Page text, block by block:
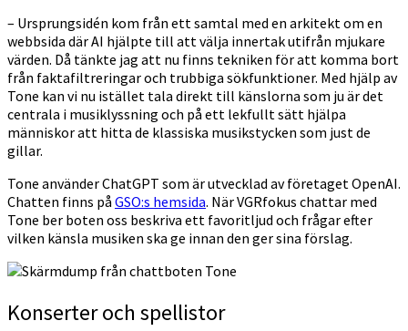
– Ursprungsidén kom från ett samtal med en arkitekt om en
webbsida där AI hjälpte till att välja innertak utifrån mjukare
värden. Då tänkte jag att nu finns tekniken för att komma bort
från faktafiltreringar och trubbiga sökfunktioner. Med hjälp av
Tone kan vi nu istället tala direkt till känslorna som ju är det
centrala i musiklyssning och på ett lekfullt sätt hjälpa
människor att hitta de klassiska musikstycken som just de
gillar.
Tone använder ChatGPT som är utvecklad av företaget OpenAI.
Chatten finns på GSO:s hemsida. När VGRfokus chattar med
Tone ber boten oss beskriva ett favoritljud och frågar efter
vilken känsla musiken ska ge innan den ger sina förslag.
Konserter och spellistor